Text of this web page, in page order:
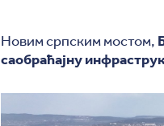
Новим српским мостом,
саобраћајну